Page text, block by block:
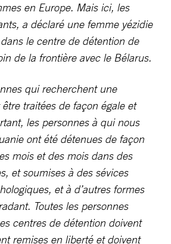
en Europe. Mais ici, les
a déclaré une femme yézidie
le centre de détention de
de la frontière avec le Bélarus.
qui recherchent une
traitées de façon égale et
les personnes à qui nous
ont été détenues de façon
mois et des mois dans des
et soumises à des sévices
et à d’autres formes
Toutes les personnes
centres de détention doivent
remises en liberté et doivent